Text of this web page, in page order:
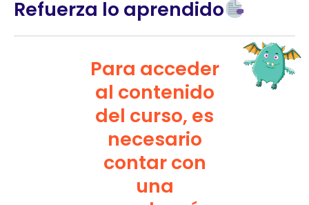
Refuerza lo aprendido
Para acceder
al contenido
del curso, es
necesario
contar con
una